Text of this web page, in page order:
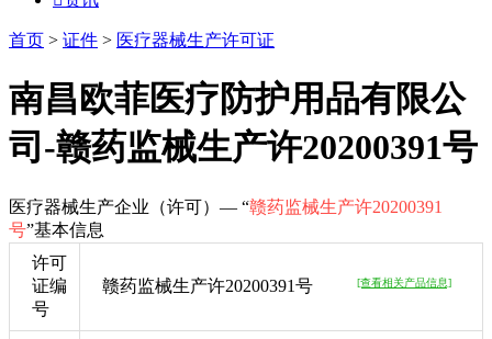
首页 > 证件 > 医疗器械生产许可证
南昌欧菲医疗防护用品有限公
司-赣药监械生产许20200391号
医疗器械生产企业（许可）— “赣药监械生产许20200391
号”基本信息
许可
证编
号
赣药监械生产许20200391号 [查看相关产品信息]